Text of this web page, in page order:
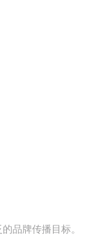
品牌传播目标。